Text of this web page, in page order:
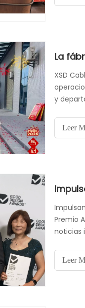
La
XSD
y
Leer
Premio
noticias
2025Leer